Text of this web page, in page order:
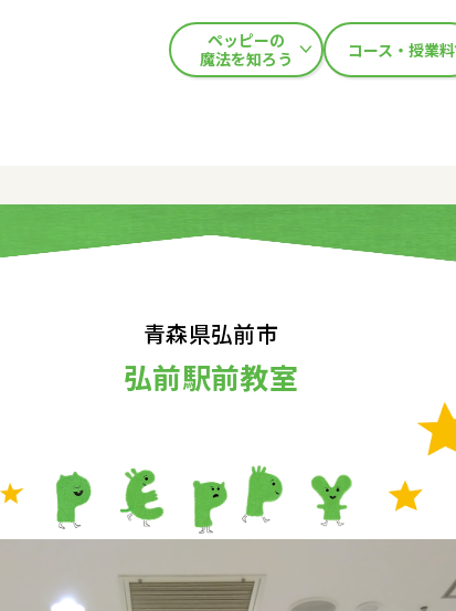
ペッピーの
魔法を知ろう
コース・授業料
青森県弘前市
弘前駅前教室